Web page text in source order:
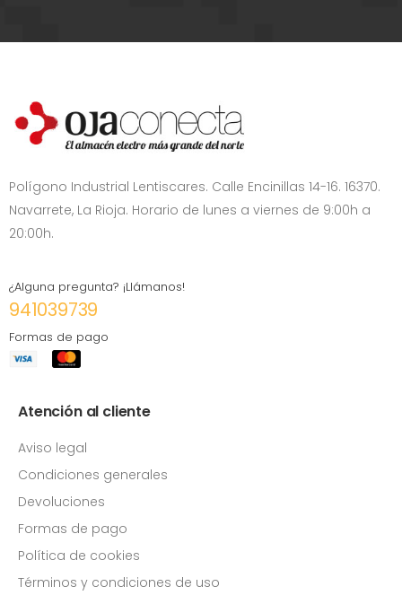
Polígono Industrial Lentiscares. Calle Encinillas 14-16. 16370.
Navarrete, La Rioja. Horario de lunes a viernes de 9:00h a
20:00h.
¿Alguna pregunta? ¡Llámanos!
941039739
Formas de pago
Atención al cliente
Aviso legal
Condiciones generales
Devoluciones
Formas de pago
Política de cookies
Términos y condiciones de uso